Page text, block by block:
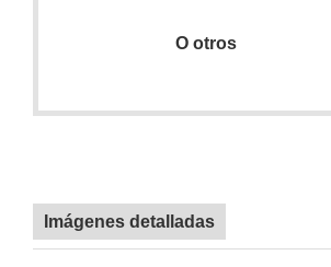
O otros
Imágenes detalladas